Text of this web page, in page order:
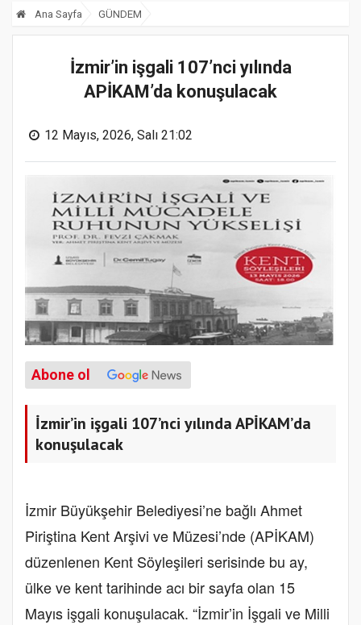
Ana Sayfa GÜNDEM
İzmir’in işgali 107’nci yılında
APİKAM’da konuşulacak
12 Mayıs, 2026, Salı 21:02
Abone ol
İzmir’in işgali 107’nci yılında APİKAM’da
konuşulacak
İzmir Büyükşehir Belediyesi’ne bağlı Ahmet
Piriştina Kent Arşivi ve Müzesi’nde (APİKAM)
düzenlenen Kent Söyleşileri serisinde bu ay,
ülke ve kent tarihinde acı bir sayfa olan 15
Mayıs işgali konuşulacak. “İzmir’in İşgali ve Milli